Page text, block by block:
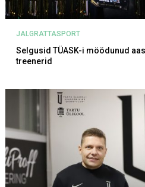
JALGRATTASPORT
Selgusid TÜASK-i möödunud
treenerid